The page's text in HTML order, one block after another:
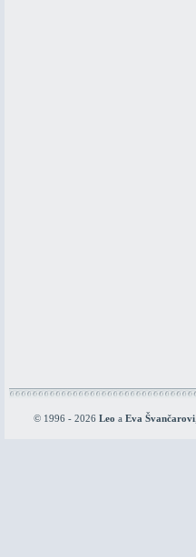
© 1996 - 2026 Leo a Eva Švančarovi